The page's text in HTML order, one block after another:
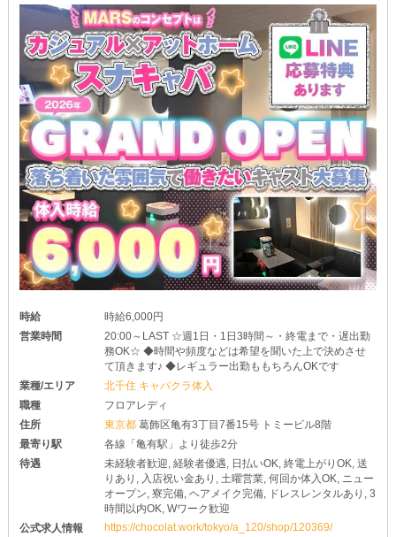
時給
時給6,000円
営業時間
20:00～LAST ☆週1日・1日3時間～・終電まで・遅出勤
務OK☆ ◆時間や頻度などは希望を聞いた上で決めさせ
て頂きます♪ ◆レギュラー出勤ももちろんOKです
業種/エリア
北千住 キャバクラ体入
職種
フロアレディ
住所
東京都葛飾区亀有3丁目7番15号 トミービル8階
最寄り駅
各線「亀有駅」より徒歩2分
待遇
未経験者歓迎, 経験者優遇, 日払いOK, 終電上がりOK, 送
りあり, 入店祝い金あり, 土曜営業, 何回か体入OK, ニュー
オープン, 寮完備, ヘアメイク完備, ドレスレンタルあり, 3
時間以内OK, Wワーク歓迎
公式求人情報
https://chocolat.work/tokyo/a_120/shop/120369/